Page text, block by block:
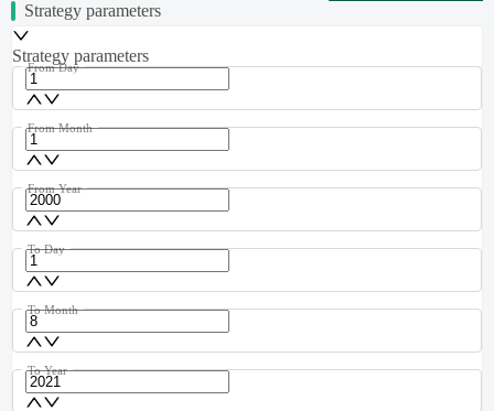
Strategy parameters
Strategy parameters
From Day
From Month
From Year
To Day
To Month
To Year